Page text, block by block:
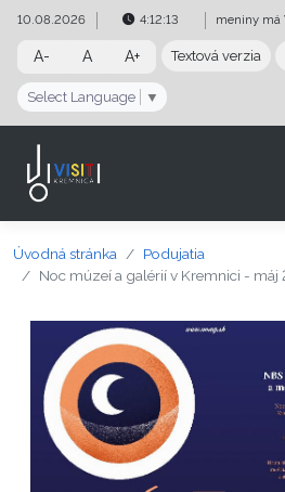
Preskočiť na obsah
Preskočiť na hlavné menu
10.08.2026 4:12:14 meniny má
A- A A+ Textová verzia
Select Language ▼
Úvodná stránka
Podujatia
Noc múzeí a galérií v Kremnici - máj